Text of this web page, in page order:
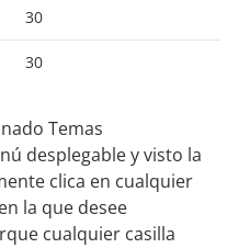
30
30
Temas
desplegable y visto la
clica en cualquier
la que desee
cualquier casilla